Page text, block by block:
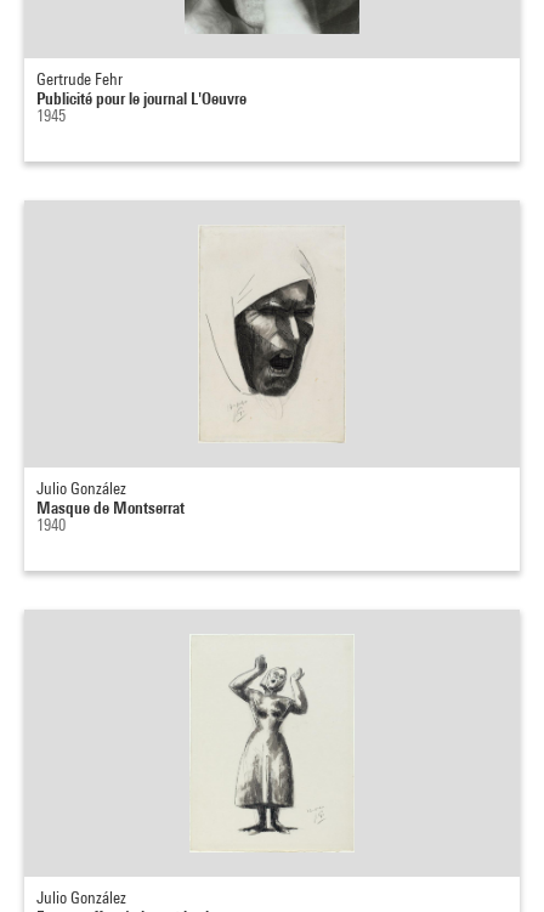
Gertrude Fehr
Publicité pour le journal L'Oeuvre
1945
Julio González
Masque de Montserrat
1940
Julio González